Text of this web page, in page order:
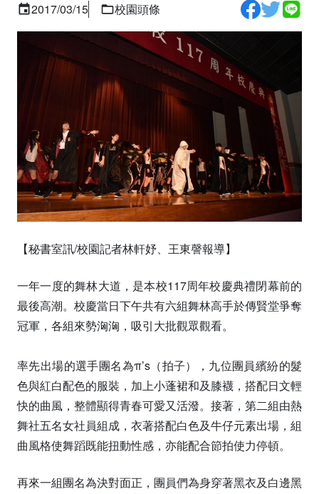
2017/03/15 校園頭條
【秘書室訊/校園記者林軒妤、王東謦報導】
一年一度的舞林大道，是本校117周年校慶典禮閉幕前的
最後高潮。校慶當日下午共有六組舞林高手於傳賢堂爭奪
冠軍，各組來勢洶洶，吸引大批觀眾觀看。
率先出場的選手團名為π’s（拍子），九位團員繽紛的髮
色與紅白配色的服裝，加上小蓬裙和及膝襪，搭配日文輕
快的曲風，整體顯得青春可愛又活潑。接著，第二組由熱
舞社五名女社員組成，衣著搭配白色及牛仔元素出場，組
曲風格使舞蹈既能扭動性感，亦能配合節拍使力停頓。
再來一組團名為決對面正，團員們為身穿著黑衣及白邊黑